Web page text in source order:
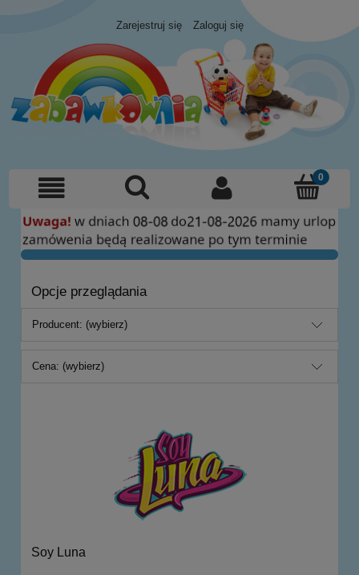
Zarejestruj się Zaloguj się
Opcje przeglądania
Producent: (wybierz)
Cena: (wybierz)
Soy Luna